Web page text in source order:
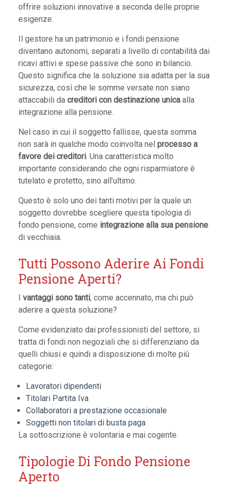
offrire soluzioni innovative a seconda delle proprie
esigenze.
Il gestore ha un patrimonio e i fondi pensione
diventano autonomi, separati a livello di contabilità dai
ricavi attivi e spese passive che sono in bilancio.
Questo significa che la soluzione sia adatta per la sua
sicurezza, così che le somme versate non siano
attaccabili da creditori con destinazione unica alla
integrazione alla pensione.
Nel caso in cui il soggetto fallisse, questa somma
non sarà in qualche modo coinvolta nel processo a
favore dei creditori. Una caratteristica molto
importante considerando che ogni risparmiatore è
tutelato e protetto, sino all’ultimo.
Questo è solo uno dei tanti motivi per la quale un
soggetto dovrebbe scegliere questa tipologia di
fondo pensione, come integrazione alla sua pensione
di vecchiaia.
Tutti Possono Aderire Ai Fondi
Pensione Aperti?
I vantaggi sono tanti, come accennato, ma chi può
aderire a questa soluzione?
Come evidenziato dai professionisti del settore, si
tratta di fondi non negoziali che si differenziano da
quelli chiusi e quindi a disposizione di molte più
categorie:
Lavoratori dipendenti
Titolari Partita Iva
Collaboratori a prestazione occasionale
Soggetti non titolari di busta paga
La sottoscrizione è volontaria e mai cogente.
Tipologie Di Fondo Pensione
Aperto